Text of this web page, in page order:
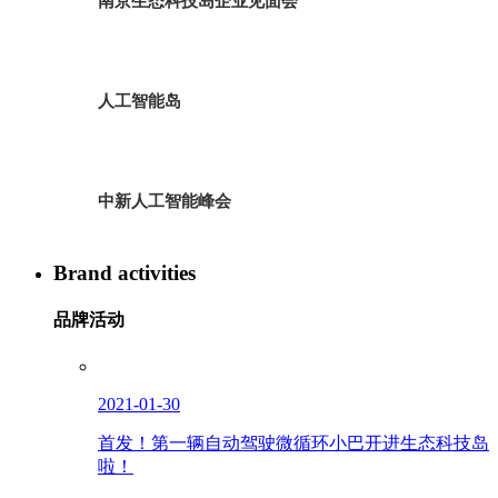
人工智能岛
中新人工智能峰会
Brand activities
品牌活动
2021-01-30
首发！第一辆自动驾驶微循环小巴开进生态科技岛
啦！